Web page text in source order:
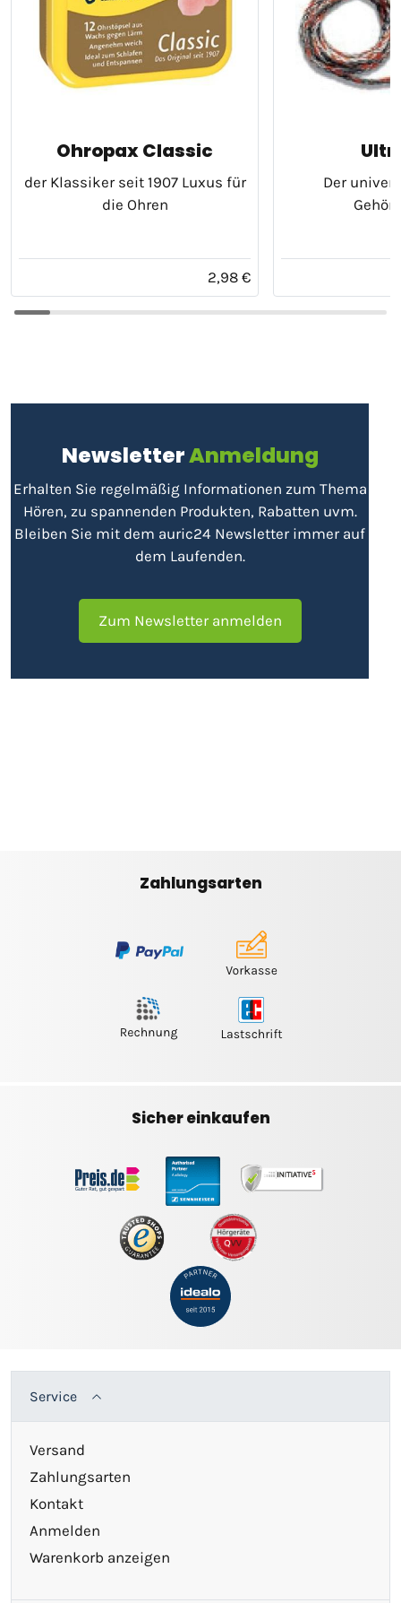
Ohropax Classic
der Klassiker seit 1907 Luxus für
die Ohren
2,98 €
Der
NewsletterAnmeldung
Erhalten Sie regelmäßig Informationen zum Thema
Hören, zu spannenden Produkten, Rabatten uvm.
Bleiben Sie mit dem auric24 Newsletter immer auf
dem Laufenden.
Zum Newsletter anmelden
Zahlungsarten
Sicher einkaufen
Service
Versand
Zahlungsarten
Kontakt
Anmelden
Warenkorb anzeigen